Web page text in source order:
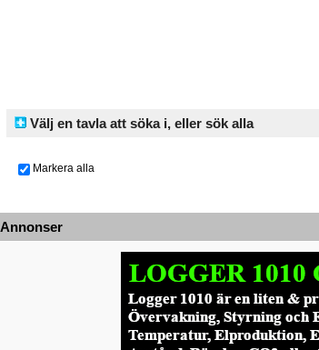
Välj en tavla att söka i, eller sök alla
Markera alla
Annonser